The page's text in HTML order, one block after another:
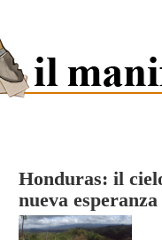
Honduras: il
nueva esperanza